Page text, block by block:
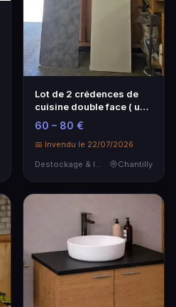
Lot de 2 crédences de
cuisine double face ( un
coté blanc et…
60 – 80 €
📅 Invendu le 22/07/2026
Destockage & Invendus
Chantilly